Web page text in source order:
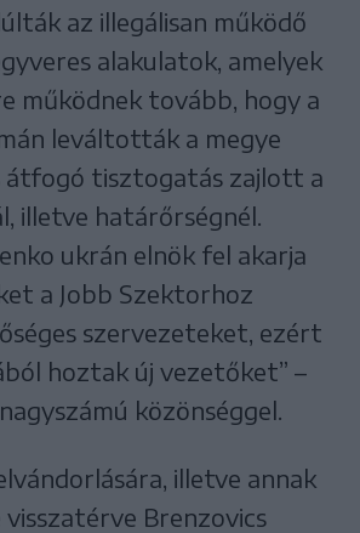
az illegálisan működő
alakulatok, amelyek
működnek tovább, hogy a
leváltották a megye
átfogó tisztogatás zajlott a
illetve határőrségnél.
ukrán elnök fel akarja
a Jobb Szektorhoz
szervezeteket, ezért
hoztak új vezetőket” –
közönséggel.
illetve annak
visszatérve Brenzovics